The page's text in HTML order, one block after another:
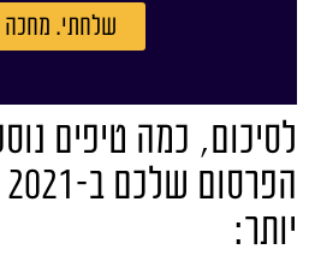
שלחתי. מחכה
לסיכום, כמה טיפים
יותר: